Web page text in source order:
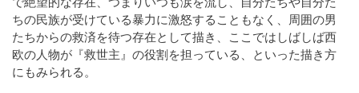
ちの民族が受けている暴力に激怒することもなく、周囲の男
たちからの救済を待つ存在として描き、ここではしばしば西
欧の人物が『救世主』の役割を担っている、といった描き方
にもみられる。